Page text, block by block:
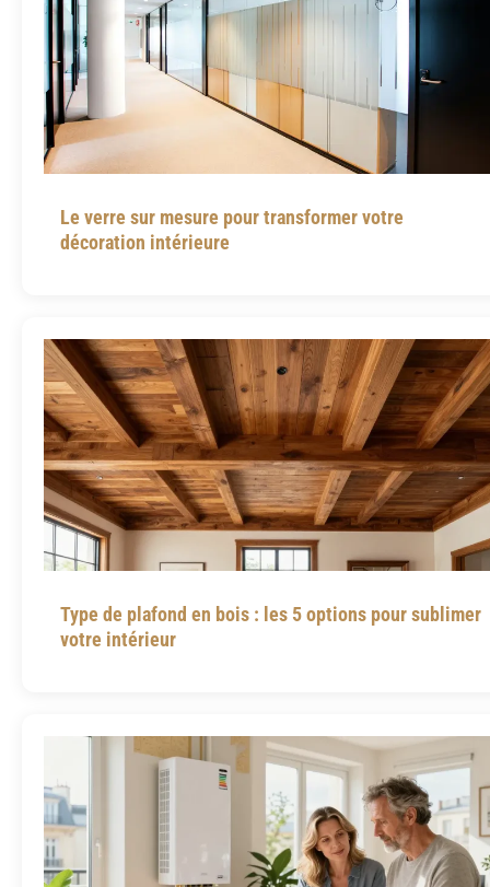
Le verre sur mesure pour transformer votre
décoration intérieure
Type de plafond en bois : les 5 options pour sublimer
votre intérieur